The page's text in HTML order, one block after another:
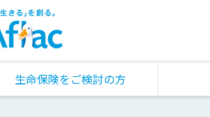
生命保険をご検討の方